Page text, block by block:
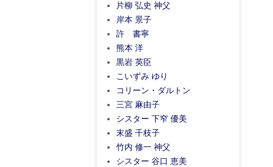
片柳 弘史 神父
岸本 景子
許 書寧
熊本 洋
黒岩 英臣
こいずみ ゆり
コリーン・ダルトン
三宮 麻由子
シスター 下窄 優美
末盛 千枝子
竹内 修一 神父
シスター 谷口 恵美